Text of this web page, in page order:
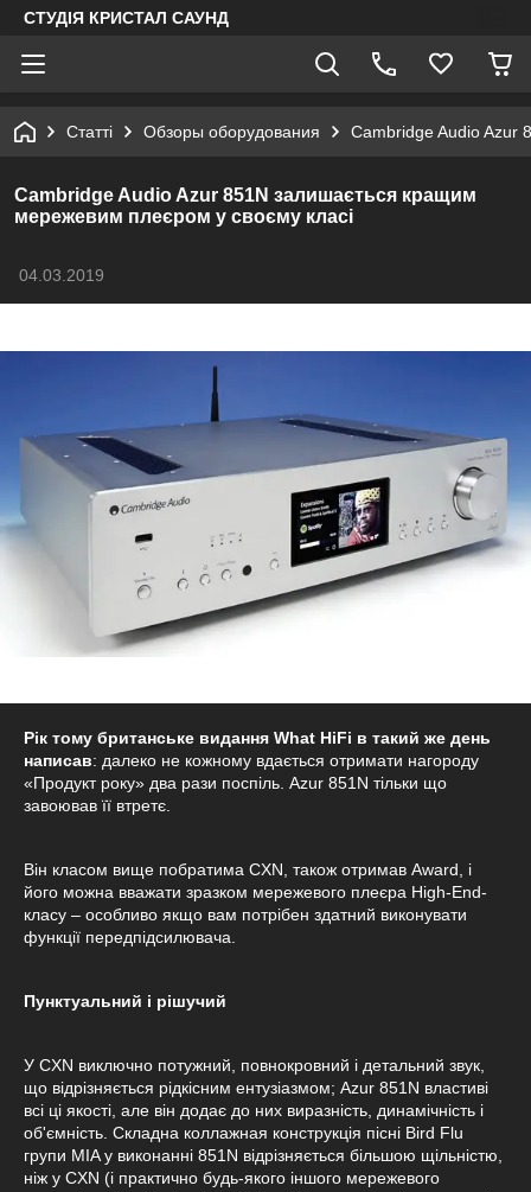
СТУДІЯ КРИСТАЛ САУНД
Статті Обзоры оборудования Cambridge Audio Azur
Cambridge Audio Azur 851N залишається кращим
мережевим плеєром у своєму класі
04.03.2019
Рік тому британське видання What HiFi в такий же день
написав: далеко не кожному вдається отримати нагороду
«Продукт року» два рази поспіль. Azur 851N тільки що
завоював її втретє.
Він класом вище побратима CXN, також отримав Award, і
його можна вважати зразком мережевого плеєра High-End-
класу – особливо якщо вам потрібен здатний виконувати
функції передпідсилювача.
Пунктуальний і рішучий
У CXN виключно потужний, повнокровний і детальний звук,
що відрізняється рідкісним ентузіазмом; Azur 851N властиві
всі ці якості, але він додає до них виразність, динамічність і
об'ємність. Складна коллажная конструкція пісні Bird Flu
групи MIA у виконанні 851N відрізняється більшою щільністю,
ніж у CXN (і практично будь-якого іншого мережевого